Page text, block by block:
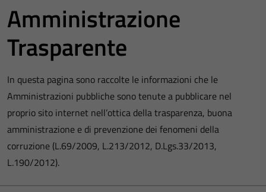
Amministrazione
Trasparente
In questa pagina sono raccolte le informazioni che le
Amministrazioni pubbliche sono tenute a pubblicare nel
proprio sito internet nell’ottica della trasparenza, buona
amministrazione e di prevenzione dei fenomeni della
corruzione (L.69/2009, L.213/2012, D.Lgs.33/2013,
L.190/2012).